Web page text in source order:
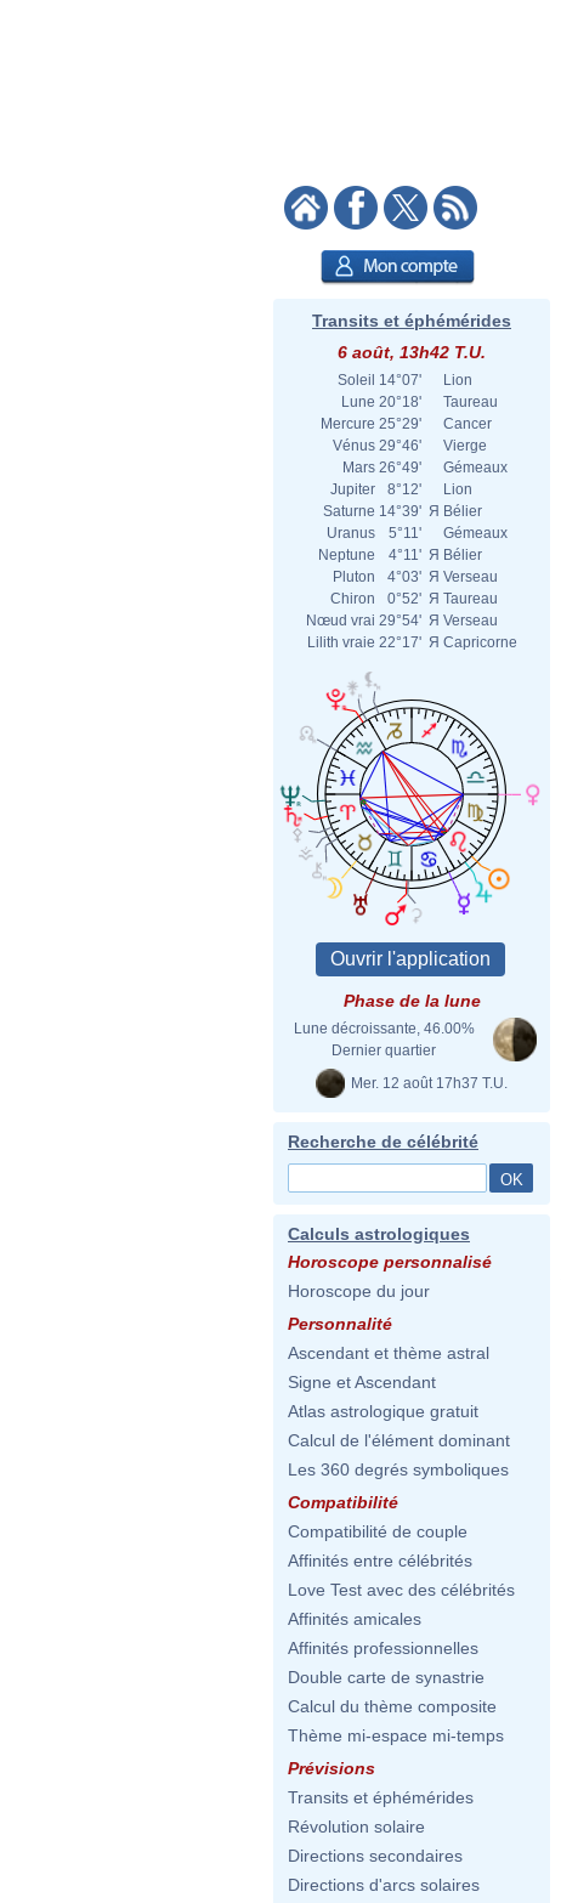
Transits et éphémérides
6 août, 13h42 T.U.
Soleil 14°07'
Lion
Lune 20°18'
Taureau
Mercure 25°29'
Cancer
Vénus 29°46'
Vierge
Mars 26°49'
Gémeaux
Jupiter
8°12'
Lion
Saturne 14°39' Я Bélier
Uranus
5°11'
Gémeaux
Neptune
4°11' Я Bélier
Pluton
4°03' Я Verseau
Chiron
0°52' Я Taureau
Nœud vrai 29°54' Я Verseau
Lilith vraie 22°17' Я Capricorne
Phase de la lune
Lune décroissante, 46.00%
Dernier quartier
Mer. 12 août 17h37 T.U.
Recherche de célébrité
Calculs astrologiques
Horoscope personnalisé
Horoscope du jour
Personnalité
Ascendant et thème astral
Signe et Ascendant
Atlas astrologique gratuit
Calcul de l'élément dominant
Les 360 degrés symboliques
Compatibilité
Compatibilité de couple
Affinités entre célébrités
Love Test avec des célébrités
Affinités amicales
Affinités professionnelles
Double carte de synastrie
Calcul du thème composite
Thème mi-espace mi-temps
Prévisions
Transits et éphémérides
Révolution solaire
Directions secondaires
Directions d'arcs solaires